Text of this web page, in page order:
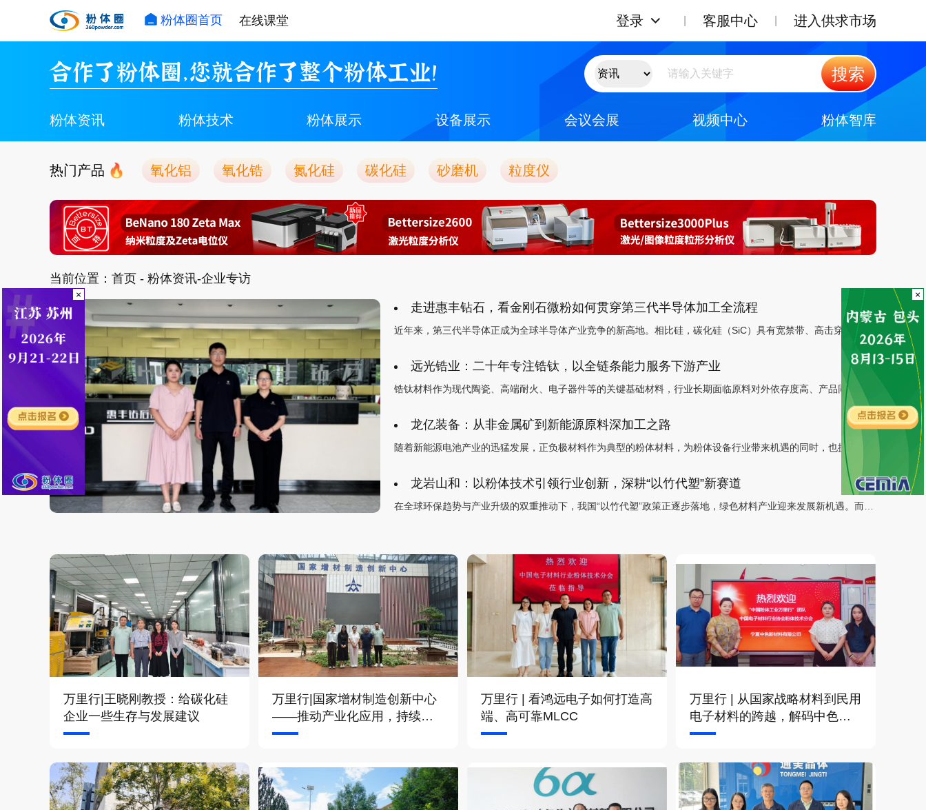
粉体圈首页 在线课堂 登录 客服中心 进入供求市场
合作了粉体圈，您就合作了整个粉体工业！ 搜索
粉体资讯 粉体技术 粉体展示 设备展示 会议会展 视频中心 粉体智库
热门产品 氧化铝 氧化锆 氮化硅 碳化硅 砂磨机 粒度仪
当前位置： 首页 - 粉体资讯-企业专访
走进惠丰钻石，看金刚石微粉如何贯穿第三代半导体加工全流程
远光锆业：二十年专注锆钛，以全链条能力服务下游产业
龙亿装备：从非金属矿到新能源原料深加工之路
龙岩山和：以粉体技术引领行业创新，深耕“以竹代塑”新赛道
万里行|王晓刚教授：给碳化硅
企业一些生存与发展建议
万里行|国家增材制造创新中心
——推动产业化应用，持续赋
能增材制造创新发展
万里行 | 看鸿远电子如何打造高
端、高可靠MLCC
万里行 | 从国家战略材料到民用
电子材料的跨越，解码中色新
材超全系列银基粉体
× ×